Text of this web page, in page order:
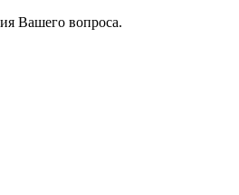
Вашего вопроса.